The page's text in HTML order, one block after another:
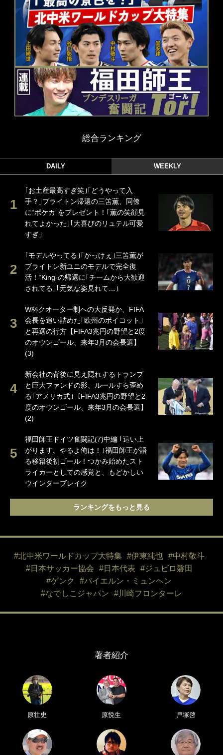
総合ランキング
DAILY WEEKLY
｢お土産最高すぎ笑｣｢どうやって入
手？｣ブライトン帰還の三笘薫、同僚
に“ポケカ”をプレゼント！｢薫の笑顔見
れてよかった｣｢大喜びのリュテル可愛
すぎ｣
｢モデルやってる｣｢かっけぇ｣三笘薫が
ブライトン新ユニのモデルで完全復
活！“King”の帰還に｢チームから大歓迎
されてる｣｢元気な姿見れて…｣
W杯クオーター制への大反発か、FIFA
会長を追い詰めた｢欧州のボイコット｣
と再選の行方【FIFA3兆円の野望と2度
のオウンゴール、来年3月の会長選】
(3)
新会社の背後に見え隠れするトランプ
と巨大ファンドの影、ルールすら歪め
る｢アメリカ式｣【FIFA3兆円の野望と2
度のオウンゴール、来年3月の会長選】
(2)
福田師王ドイツ奮闘記(7)中編 ｢這い上
がります。やるよ俺は！｣福田師王が語
る移籍後初ゴール！つかみ始めたスト
ライカーとしての感覚と、もどかしい
ウインターブレイク
ランキングをもっと見る
#北中米ワールドカップ大特集 #伊東純也
#中村敬斗
#日本サッカー協会
#日本代表
#ジュビロ磐田
#ゲンク
#バイエルン・ミュンヘン
#なでしこジャパン
#川崎フロンターレ
著者紹介
原壮史 原悦生 戸塚啓